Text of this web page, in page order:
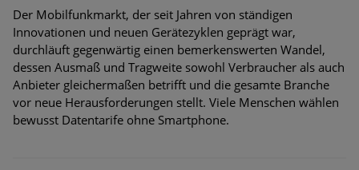
Der Mobilfunkmarkt, der seit Jahren von ständigen
Innovationen und neuen Gerätezyklen geprägt war,
durchläuft gegenwärtig einen bemerkenswerten Wandel,
dessen Ausmaß und Tragweite sowohl Verbraucher als auch
Anbieter gleichermaßen betrifft und die gesamte Branche
vor neue Herausforderungen stellt. Viele Menschen wählen
bewusst Datentarife ohne Smartphone.